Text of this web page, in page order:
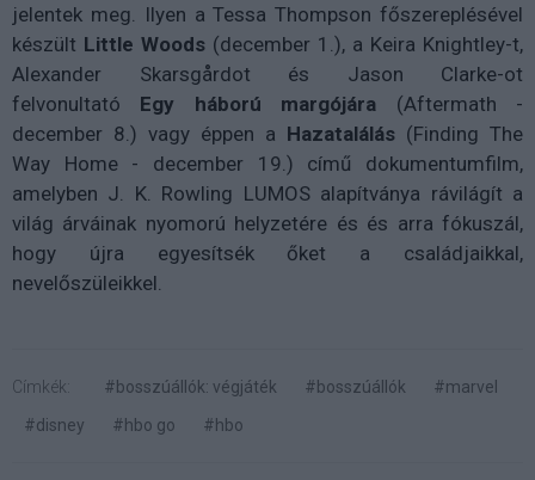
jelentek meg. Ilyen a Tessa Thompson főszereplésével
készült Little Woods (december 1.), a Keira Knightley-t,
Alexander Skarsgårdot és Jason Clarke-ot
felvonultató Egy háború margójára (Aftermath -
december 8.) vagy éppen a Hazatalálás (Finding The
Way Home - december 19.) című dokumentumfilm,
amelyben J. K. Rowling LUMOS alapítványa rávilágít a
világ árváinak nyomorú helyzetére és és arra fókuszál,
hogy újra egyesítsék őket a családjaikkal,
nevelőszüleikkel.
Címkék: #bosszúállók: végjáték #bosszúállók
#marvel
#disney
#hbo go #hbo